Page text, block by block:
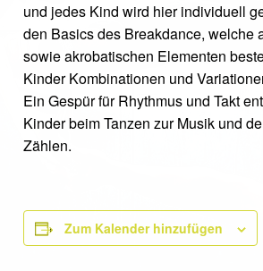
und jedes Kind wird hier individuell
den Basics des Breakdance, welche
sowie akrobatischen Elementen
Kinder Kombinationen und
Ein Gespür für Rhythmus und Takt
Kinder beim Tanzen zur Musik und
Zählen.
Zum Kalender hinzufügen